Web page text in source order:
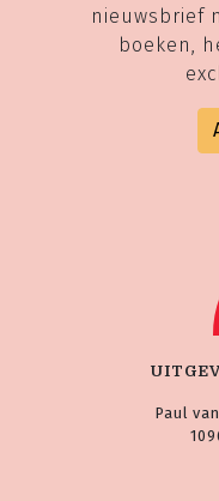
nieuwsbrief
boeken,
Paul